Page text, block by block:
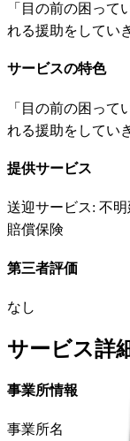
「目の前の困っ
れる援助をしてい
サービスの特色
「目の前の困っ
れる援助をしてい
提供サービス
送迎サービス: 不明
賠償保険
第三者評価
なし
サービス詳
事業所情報
事業所名